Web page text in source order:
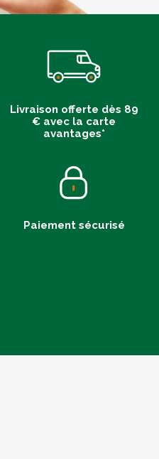
Livraison offerte dès 89
€ avec la carte
avantages*
Paiement sécurisé